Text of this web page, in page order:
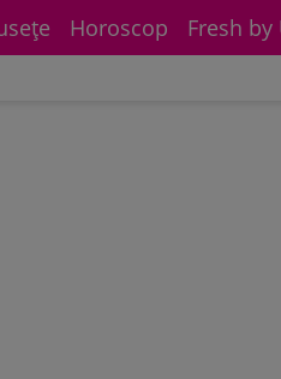
Horoscop Fresh by